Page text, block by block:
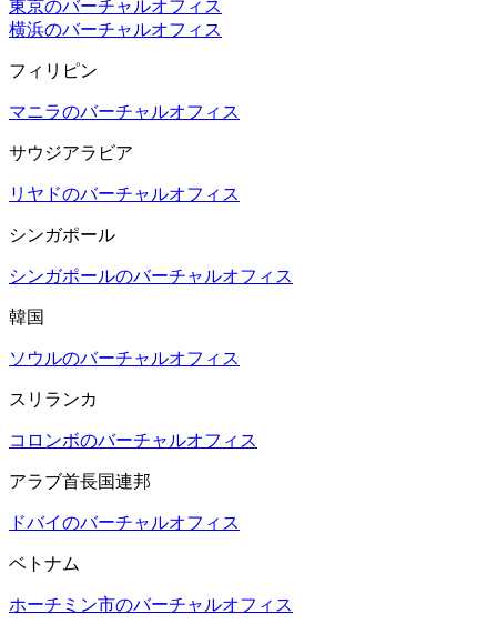
東京のバーチャルオフィス
横浜のバーチャルオフィス
フィリピン
マニラのバーチャルオフィス
サウジアラビア
リヤドのバーチャルオフィス
シンガポール
シンガポールのバーチャルオフィス
韓国
ソウルのバーチャルオフィス
スリランカ
コロンボのバーチャルオフィス
アラブ首長国連邦
ドバイのバーチャルオフィス
ベトナム
ホーチミン市のバーチャルオフィス